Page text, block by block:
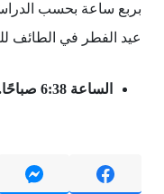
بربع ساعة بحسب
عيد الفطر في الطائف للعام
الساعة 6:38 صباحًا.